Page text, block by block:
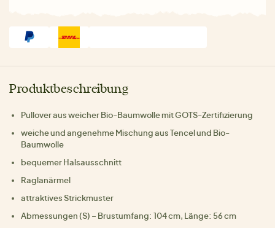
Produktbeschreibung
Pullover aus weicher Bio-Baumwolle mit GOTS-Zertifizierung
weiche und angenehme Mischung aus Tencel und Bio-
Baumwolle
bequemer Halsausschnitt
Raglanärmel
attraktives Strickmuster
Abmessungen (S) – Brustumfang: 104 cm, Länge: 56 cm